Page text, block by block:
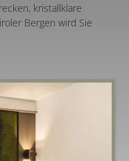
kristallklare
Bergen wird Sie